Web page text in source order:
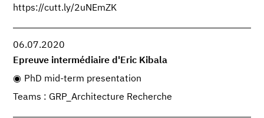
https://cutt.ly/2uNEmZK
06.07.2020
Epreuve intermédiaire d'Eric Kibala
PhD mid-term presentation
Teams : GRP_Architecture Recherche